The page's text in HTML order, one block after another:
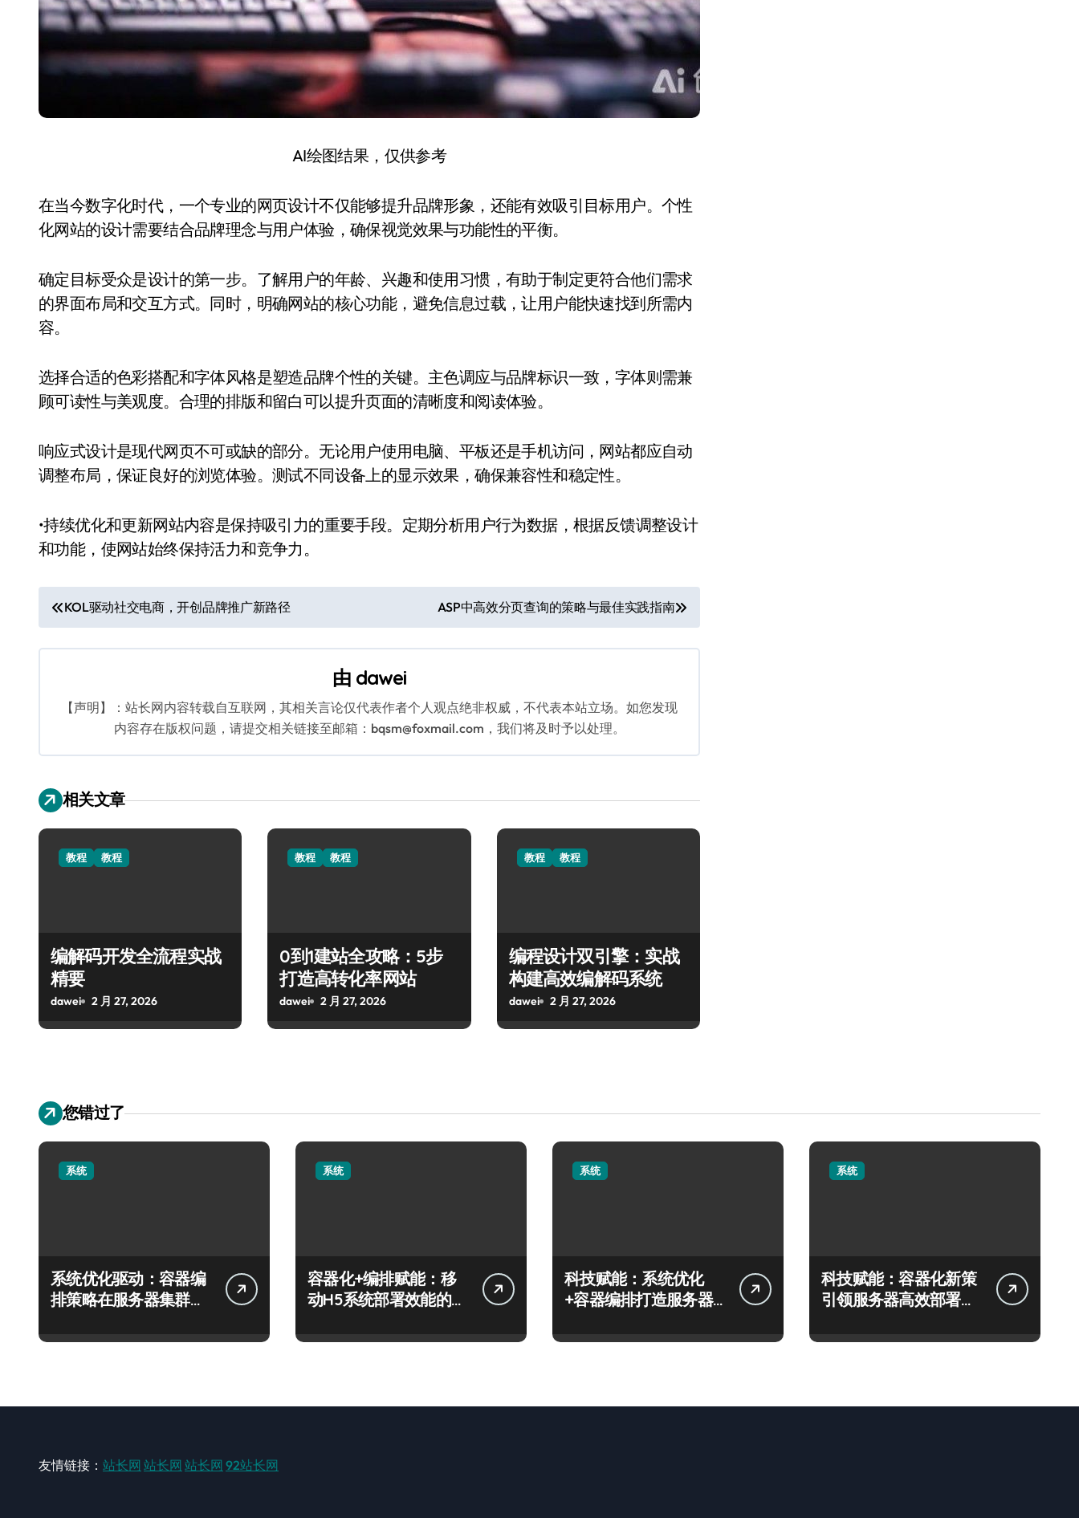
AI绘图结果，仅供参考
在当今数字化时代，一个专业的网页设计不仅能够提升品牌形象，还能有效吸引目标用户。个性
化网站的设计需要结合品牌理念与用户体验，确保视觉效果与功能性的平衡。
确定目标受众是设计的第一步。了解用户的年龄、兴趣和使用习惯，有助于制定更符合他们需求
的界面布局和交互方式。同时，明确网站的核心功能，避免信息过载，让用户能快速找到所需内
容。
选择合适的色彩搭配和字体风格是塑造品牌个性的关键。主色调应与品牌标识一致，字体则需兼
顾可读性与美观度。合理的排版和留白可以提升页面的清晰度和阅读体验。
响应式设计是现代网页不可或缺的部分。无论用户使用电脑、平板还是手机访问，网站都应自动
调整布局，保证良好的浏览体验。测试不同设备上的显示效果，确保兼容性和稳定性。
•持续优化和更新网站内容是保持吸引力的重要手段。定期分析用户行为数据，根据反馈调整设计
和功能，使网站始终保持活力和竞争力。
文
章
KOL驱动社交电商，开创品牌推广新路径 ASP中高效分页查询的策略与最佳实践指南
由 dawei
【声明】：站长网内容转载自互联网，其相关言论仅代表作者个人观点绝非权威，不代表本站立场。如您发现
内容存在版权问题，请提交相关链接至邮箱：bqsm@foxmail.com，我们将及时予以处理。
相关文章
教程 教程
编解码开发全流程实战
精要
dawei 2 月 27, 2026
教程 教程
0到1建站全攻略：5步
打造高转化率网站
dawei 2 月 27, 2026
教程 教程
编程设计双引擎：实战
构建高效编解码系统
dawei 2 月 27, 2026
您错过了
系统
系统优化驱动：容器编
排策略在服务器集群的
系统
容器化+编排赋能：移
动H5系统部署效能的科
系统
科技赋能：系统优化
+容器编排打造服务器
系统
科技赋能：容器化新策
引领服务器高效部署与
友情链接： 站长网 站长网 站长网 92站长网